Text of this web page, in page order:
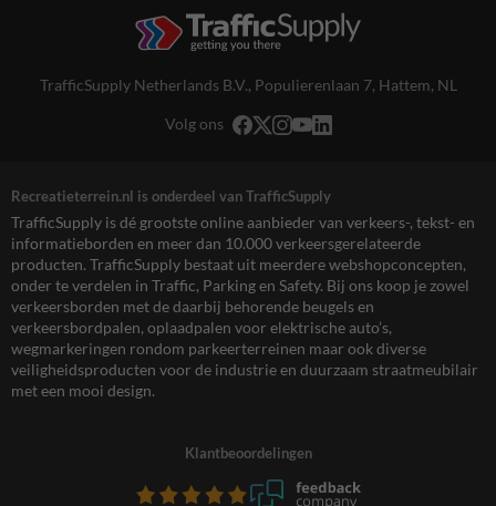
TrafficSupply Netherlands B.V., Populierenlaan 7, Hattem, NL
Volg ons
Recreatieterrein.nl is onderdeel van TrafficSupply
TrafficSupply is dé grootste online aanbieder van verkeers-, tekst- en
informatieborden en meer dan 10.000 verkeersgerelateerde
producten. TrafficSupply bestaat uit meerdere webshopconcepten,
onder te verdelen in Traffic, Parking en Safety. Bij ons koop je zowel
verkeersborden met de daarbij behorende beugels en
verkeersbordpalen, oplaadpalen voor elektrische auto’s,
wegmarkeringen rondom parkeerterreinen maar ook diverse
veiligheidsproducten voor de industrie en duurzaam straatmeubilair
met een mooi design.
Klantbeoordelingen